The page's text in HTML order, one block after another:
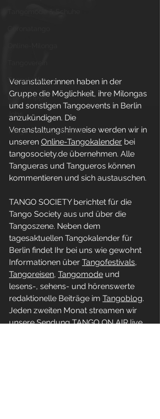
Tangokultur
Event-Tipps
Tango Society Mitglied
Veranstalter:innen haben in der
Gruppe die Möglichkeit, ihre Milongas
und sonstigen Tangoevents in Berlin
anzukündigen. Die
Veranstaltungshinweise werden wir in
unseren Online-Tangokalender bei
tangosociety.de übernehmen. Alle
Tangueras und Tangueros können
kommentieren und sich austauschen.
TANGO SOCIETY berichtet für die
Tango Society aus und über die
Tangoszene. Neben dem
tagesaktuellen Tangokalender für
Berlin findet Ihr bei uns wie gewohnt
Informationen über Tangofestivals,
Tangoreisen, Tangomode und
lesens-, sehens- und hörenswerte
redaktionelle Beiträge im Tangoblog.
Jeden zweiten Monat streamen wir
unsere Sendung TANGO ON AIR live